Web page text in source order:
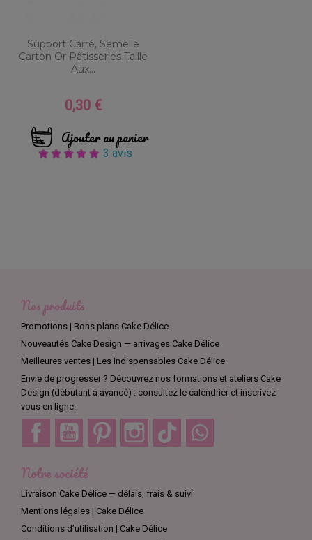
Support Carré, Semelle
Carton Or Pâtisseries Taille
Aux...
Prix
0,30 €
Ajouter au panier
3 avis
Nos produits
Promotions | Bons plans Cake Délice
Nouveautés Cake Design — arrivages Cake Délice
Meilleures ventes | Les indispensables Cake Délice
Envie de progresser ? Découvrez nos formations et ateliers Cake
Design (débutant à avancé) : consultez le calendrier et inscrivez-
vous en ligne.
Facebook YouTube Pinterest Instagram TikTok
Notre société
Livraison Cake Délice — délais, frais & suivi
Mentions légales | Cake Délice
Conditions d’utilisation | Cake Délice